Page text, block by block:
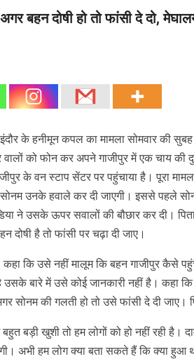
बहन दोषी हो तो फांसी दे दो,
के हनीमून कपल का मामला सोमवार की
को फोन कर अपने गाजीपुर में एक चाय की
के वन स्टाप सेंटर पर पहुंचाया है। पूरा
उनके हवाले कर दी जाएगी। इससे पहले
ने उसके ऊपर सवालों की बौछार कर दी।
है तो फांसी पर चढ़ा दी जाए।
कि उसे नहीं मालूम कि बहन गाजीपुर कैसे
बारे में उसे कोई जानकारी नहीं है। कहा कि
सोनम की गलती हो तो उसे फांसी दे दी
बड़ी खुशी तो हम लोगों को हो नहीं रही
अभी हम लोग क्या बता सकते हैं कि क्या हुआ